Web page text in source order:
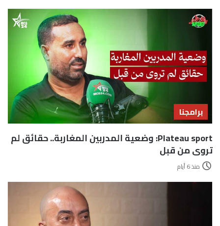
برامجنا
Plateau sport: وضعية المدربين المغاربة.. حقائق لم
تروى من قبل
منذ 6 أيام